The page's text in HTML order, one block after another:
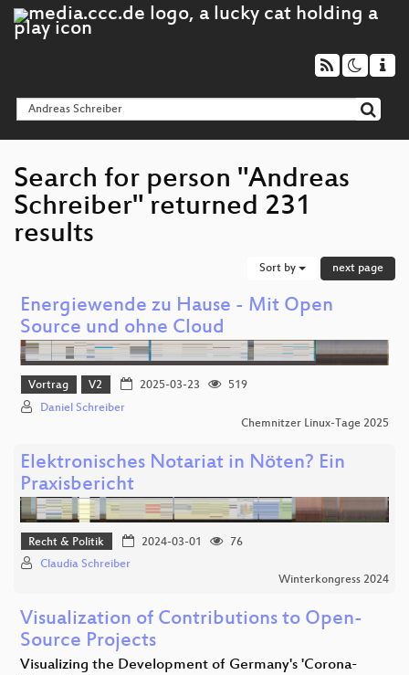
Search for person "Andreas
Schreiber" returned 231
results
Sort by next page
Energiewende zu Hause - Mit Open
Source und ohne Cloud
Vortrag V2 2025-03-23
519
Daniel Schreiber
Chemnitzer Linux-Tage 2025
Elektronisches Notariat in Nöten? Ein
Praxisbericht
Recht & Politik 2024-03-01
76
Claudia Schreiber
Winterkongress 2024
Visualization of Contributions to Open-
Source Projects
Visualizing the Development of Germany's 'Corona-